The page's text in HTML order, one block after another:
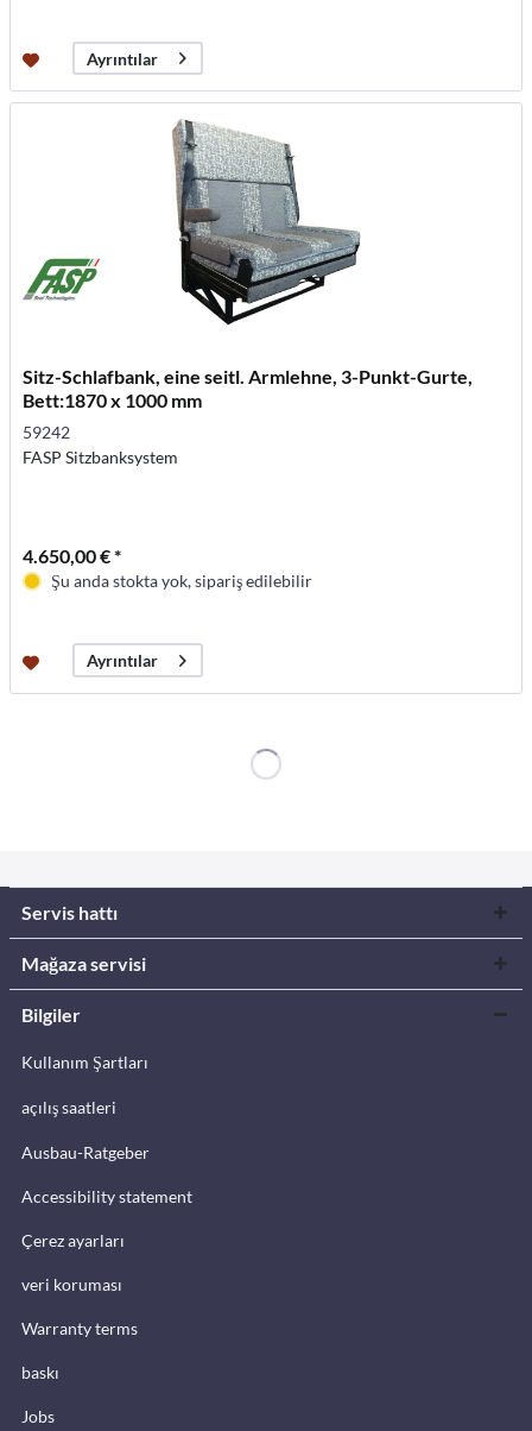
Ayrıntılar
Sitz-Schlafbank, eine seitl. Armlehne, 3-Punkt-Gurte,
Bett:1870 x 1000 mm
59242
FASP Sitzbanksystem
4.650,00 € *
Şu anda stokta yok, sipariş edilebilir
Ayrıntılar
Servis hattı
Mağaza servisi
Bilgiler
Kullanım Şartları
açılış saatleri
Ausbau-Ratgeber
Accessibility statement
Çerez ayarları
veri koruması
Warranty terms
baskı
Jobs